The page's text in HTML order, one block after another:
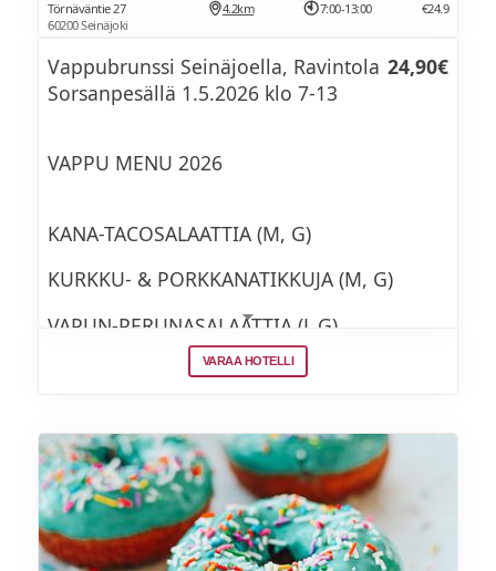
Halloumi-punajuuripihvi ja tzatziki (G)
Jälkiruoaksi
Tyrnipannacotta (L, G)
Lapsille : lihapullat, nakit, kananugetit,
perunamuusi, ranskalaiset
Törnäväntie 27
60200 Seinäjoki
4.2km 7:00-13:00 €24.9
Vappubrunssi Seinäjoella, Ravintola
Sorsanpesällä 1.5.2026 klo 7-13
24,90€
VAPPU MENU 2026
KANA-TACOSALAATTIA (M, G)
KURKKU- & PORKKANATIKKUJA (M, G)
VAPUN-PERUNASALAATTIA (L,G)
KIKHERNE-SALAATTIA (M, G+VEG)
SUOLAKEKSEJÄ & LAKKAHILLOA (L)
KYLMÄSAVUSTETTUA LOHTA (M,G)
SILLI-VALIKOIMA (M, G)
VARAA HOTELLI